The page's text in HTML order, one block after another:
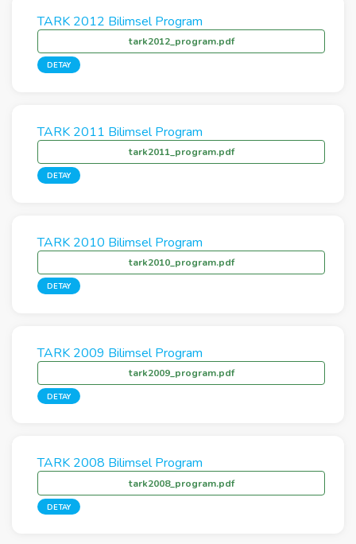
TARK 2012 Bilimsel Program
tark2012_program.pdf
DETAY
TARK 2011 Bilimsel Program
tark2011_program.pdf
DETAY
TARK 2010 Bilimsel Program
tark2010_program.pdf
DETAY
TARK 2009 Bilimsel Program
tark2009_program.pdf
DETAY
TARK 2008 Bilimsel Program
tark2008_program.pdf
DETAY